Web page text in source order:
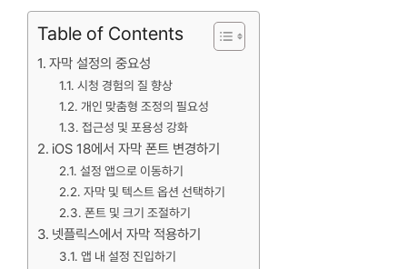
Table of Contents
자막 설정의 중요성
시청 경험의 질 향상
개인 맞춤형 조정의 필요성
접근성 및 포용성 강화
iOS 18에서 자막 폰트 변경하기
설정 앱으로 이동하기
자막 및 텍스트 옵션 선택하기
폰트 및 크기 조절하기
넷플릭스에서 자막 적용하기
앱 내 설정 진입하기